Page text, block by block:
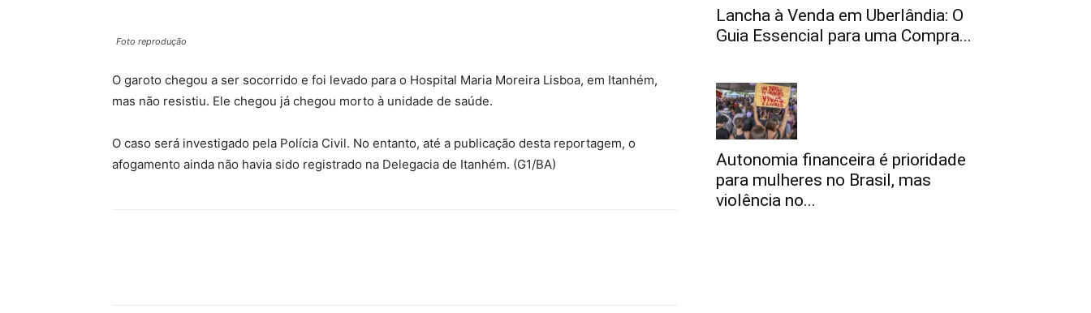
Foto reprodução
O garoto chegou a ser socorrido e foi levado para o Hospital Maria Moreira Lisboa, em Itanhém,
mas não resistiu. Ele chegou já chegou morto à unidade de saúde.
O caso será investigado pela Polícia Civil. No entanto, até a publicação desta reportagem, o
afogamento ainda não havia sido registrado na Delegacia de Itanhém. (G1/BA)
Lancha à Venda em Uberlândia: O
Guia Essencial para uma Compra...
Autonomia financeira é prioridade
para mulheres no Brasil, mas
violência no...